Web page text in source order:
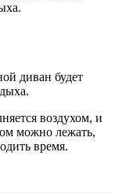
диван будет
воздухом, и
можно лежать,
время.